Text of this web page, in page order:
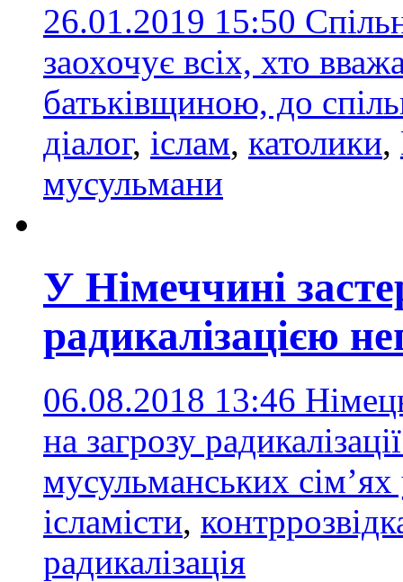
26.01.2019 15:50
заохочує всіх, хто
батьківщиною, до
діалог, іслам, католики,
мусульмани
У Німеччині
радикалізацією
06.08.2018 13:46
на загрозу
мусульманських сім’ях
ісламісти,
радикалізація